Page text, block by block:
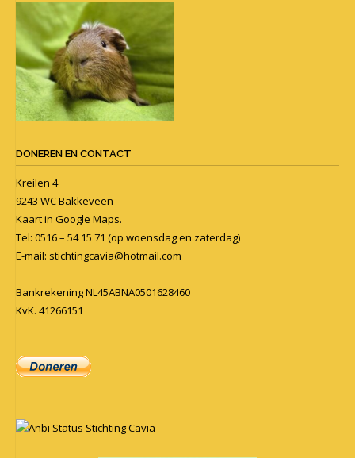
DONEREN EN CONTACT
Kreilen 4
9243 WC Bakkeveen
Kaart in Google Maps.
Tel: 0516 – 54 15 71 (op woensdag en zaterdag)
E-mail: stichtingcavia@hotmail.com
Bankrekening NL45ABNA0501628460
KvK. 41266151
Anbi Status Stichting Cavia